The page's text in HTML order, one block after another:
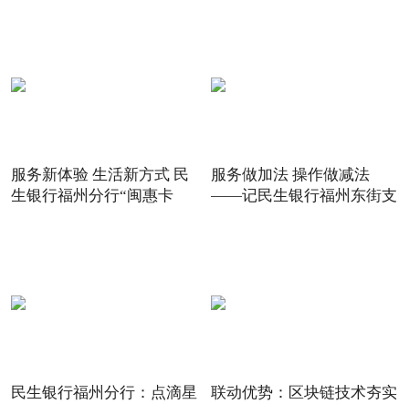
服务新体验 生活新方式 民
生银行福州分行“闽惠卡
服务做加法 操作做减法
——记民生银行福州东街支
民生银行福州分行：点滴星
联动优势：区块链技术夯实